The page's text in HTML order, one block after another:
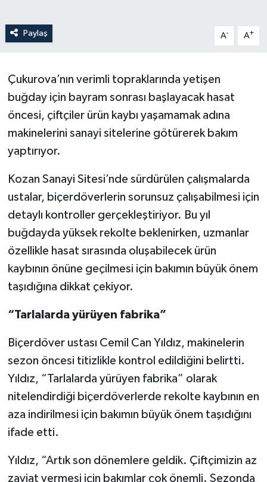
Paylaş A- A+
Çukurova’nın verimli topraklarında yetişen
buğday için bayram sonrası başlayacak hasat
öncesi, çiftçiler ürün kaybı yaşamamak adına
makinelerini sanayi sitelerine götürerek bakım
yaptırıyor.
Kozan Sanayi Sitesi’nde sürdürülen çalışmalarda
ustalar, biçerdöverlerin sorunsuz çalışabilmesi için
detaylı kontroller gerçekleştiriyor. Bu yıl
buğdayda yüksek rekolte beklenirken, uzmanlar
özellikle hasat sırasında oluşabilecek ürün
kaybının önüne geçilmesi için bakımın büyük önem
taşıdığına dikkat çekiyor.
“Tarlalarda yürüyen fabrika”
Biçerdöver ustası Cemil Can Yıldız, makinelerin
sezon öncesi titizlikle kontrol edildiğini belirtti.
Yıldız, “Tarlalarda yürüyen fabrika” olarak
nitelendirdiği biçerdöverlerde rekolte kaybının en
aza indirilmesi için bakımın büyük önem taşıdığını
ifade etti.
Yıldız, “Artık son dönemlere geldik. Çiftçimizin az
zayiat vermesi için bakımlar çok önemli. Sezonda